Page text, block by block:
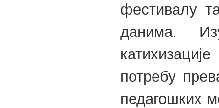
фестивалу
данима.
потребу
педагошких